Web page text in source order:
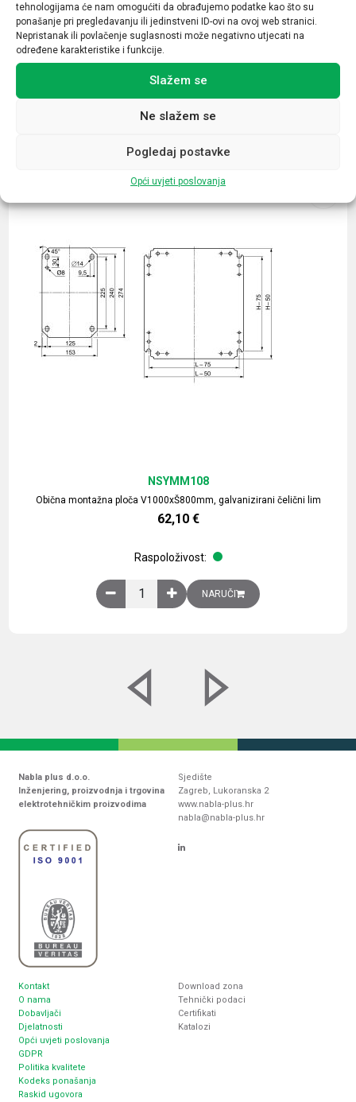
tehnologijama će nam omogućiti da obrađujemo podatke kao što su
ponašanje pri pregledavanju ili jedinstveni ID-ovi na ovoj web stranici.
Nepristanak ili povlačenje suglasnosti može negativno utjecati na
određene karakteristike i funkcije.
Slažem se
Ne slažem se
Pogledaj postavke
Opći uvjeti poslovanja
Tip opreme
glava preklopke
Obična montažna ploča V1000xŠ800mm, galvanizirani čelični lim
NSYMM108
62,10 €
Raspoloživost:
Obična montažna ploča V1000xŠ800mm,
NARUČI
Nabla plus d.o.o.
Inženjering, proizvodnja i trgovina
elektrotehničkim proizvodima
Sjedište
Zagreb, Lukoranska 2
www.nabla-plus.hr
nabla@nabla-plus.hr
Kontakt
O nama
Dobavljači
Djelatnosti
Opći uvjeti poslovanja
GDPR
Politika kvalitete
Kodeks ponašanja
Raskid ugovora
Download zona
Tehnički podaci
Certifikati
Katalozi